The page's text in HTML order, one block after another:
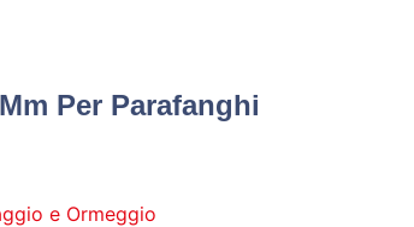
Per Parafanghi
e Ormeggio